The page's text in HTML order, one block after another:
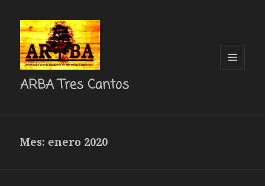
ARBA Tres Cantos
Mes: enero 2020